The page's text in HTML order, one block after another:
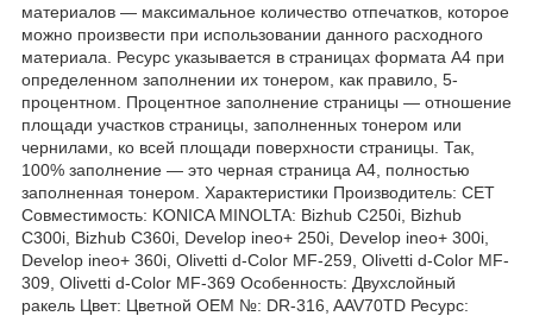
материалов — максимальное количество отпечатков, которое
можно произвести при использовании данного расходного
материала. Ресурс указывается в страницах формата А4 при
определенном заполнении их тонером, как правило, 5-
процентном. Процентное заполнение страницы — отношение
площади участков страницы, заполненных тонером или
чернилами, ко всей площади поверхности страницы. Так,
100% заполнение — это черная страница А4, полностью
заполненная тонером. Характеристики Производитель: CET
Совместимость: KONICA MINOLTA: Bizhub C250i, Bizhub
C300i, Bizhub C360i, Develop ineo+ 250i, Develop ineo+ 300i,
Develop ineo+ 360i, Olivetti d-Color MF-259, Olivetti d-Color MF-
309, Olivetti d-Color MF-369 Особенность: Двухслойный
ракель Цвет: Цветной OEM №: DR-316, AAV70TD Ресурс: